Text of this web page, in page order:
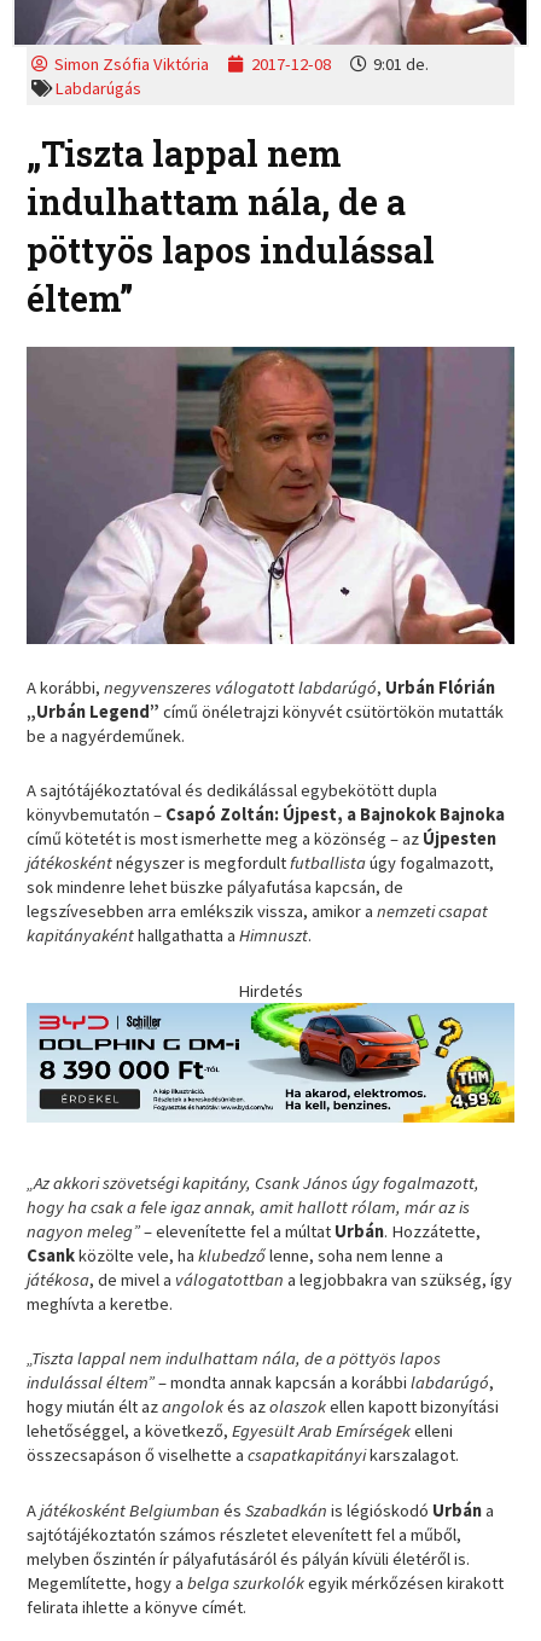
Simon Zsófia Viktória 2017-12-08
9:01 de.
Labdarúgás
„Tiszta lappal nem
indulhattam nála, de a
pöttyös lapos indulással
éltem”
A korábbi,negyvenszeres válogatott labdarúgó, Urbán Flórián
„Urbán Legend” című önéletrajzi könyvét csütörtökön mutatták
be a nagyérdeműnek.
A sajtótájékoztatóval és dedikálással egybekötött dupla
könyvbemutatón – Csapó Zoltán: Újpest, a Bajnokok Bajnoka
című kötetét is most ismerhette meg a közönség – az Újpesten
játékoskéntnégyszer is megfordultfutballistaúgy fogalmazott,
sok mindenre lehet büszke pályafutása kapcsán, de
legszívesebben arra emlékszik vissza, amikor anemzeti csapat
kapitányakénthallgathatta aHimnuszt.
Hirdetés
„Az akkori szövetségi kapitány, Csank János úgy fogalmazott,
hogy ha csak a fele igaz annak, amit hallott rólam, már az is
nagyon meleg”– elevenítette fel a múltat Urbán. Hozzátette,
Csankközölte vele, haklubedzőlenne, soha nem lenne a
játékosa, de mivel a válogatottban a legjobbakra van szükség, így
meghívta a keretbe.
„Tiszta lappal nem indulhattam nála, de a pöttyös lapos
indulással éltem”– mondta annak kapcsán a korábbilabdarúgó,
hogy miután élt azangolokés azolaszokellen kapott bizonyítási
lehetőséggel, a következő,Egyesült Arab Emírségekelleni
összecsapáson ő viselhette acsapatkapitányikarszalagot.
Ajátékosként Belgiumban ésSzabadkán is légióskodó Urbána
sajtótájékoztatón számos részletet elevenített fel a műből,
melyben őszintén ír pályafutásáról és pályán kívüli életéről is.
Megemlítette, hogy abelga szurkolókegyik mérkőzésen kirakott
felirata ihlette a könyve címét.